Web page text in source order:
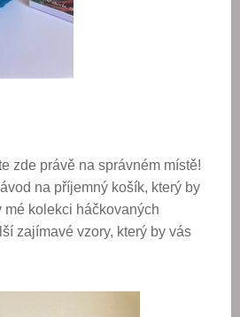
zde právě na správném místě!
na příjemný košík, který by
mé kolekci háčkovaných
zajímavé vzory, který by vás